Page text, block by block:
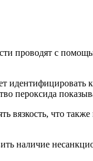
проводят с
идентифицировать
пероксида
вязкость, что
наличие